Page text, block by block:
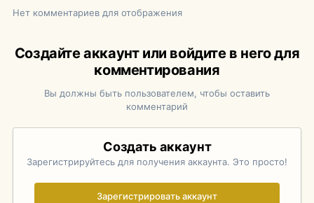
Нет комментариев для отображения
Создайте аккаунт или войдите в него для
комментирования
Вы должны быть пользователем, чтобы оставить
комментарий
Создать аккаунт
Зарегистрируйтесь для получения аккаунта. Это просто!
Зарегистрировать аккаунт